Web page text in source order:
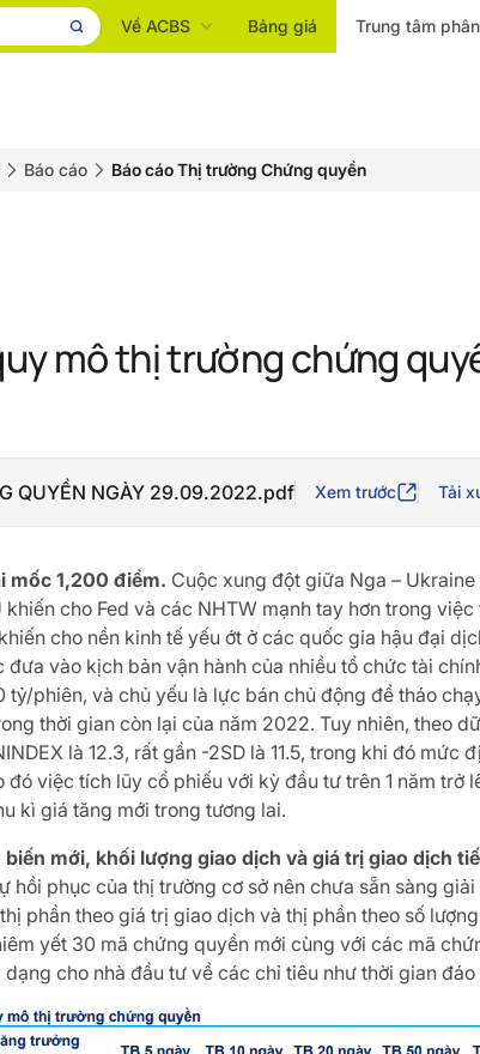
Về ACBS Bảng giá Trung tâm
Báo cáo Báo cáo Thị trường Chứng quyền
mô thị trường chứng
QUYỀN NGÀY 29.09.2022.pdf Xem trước Tải
mốc 1,200 điểm. Cuộc xung đột giữa Nga –
cho Fed và các NHTW mạnh tay hơn trong
cho nền kinh tế yếu ớt ở các quốc gia hậu đại
vào kịch bản vận hành của nhiều tổ chức tài
phiên, và chủ yếu là lực bán chủ động để tháo
thời gian còn lại của năm 2022. Tuy nhiên, theo
là 12.3, rất gần -2SD là 11.5, trong khi đó mức
việc tích lũy cổ phiếu với kỳ đầu tư trên 1 năm trở
kì giá tăng mới trong tương lai.
mới, khối lượng giao dịch và giá trị giao dịch
hồi phục của thị trường cơ sở nên chưa sẵn sàng
phần theo giá trị giao dịch và thị phần theo số
yết 30 mã chứng quyền mới cùng với các mã
cho nhà đầu tư về các chỉ tiêu như thời gian